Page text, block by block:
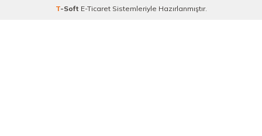
T-Soft E-TicaretSistemleriyle Hazırlanmıştır.